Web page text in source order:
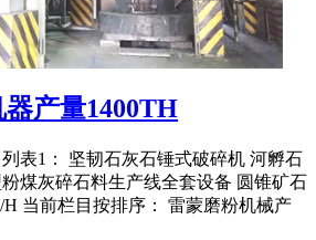
器产量1400TH
列表1： 坚韧石灰石锤式破碎机 河孵石
煤灰碎石料生产线全套设备 圆锥矿石
H 当前栏目按排序： 雷蒙磨粉机械产